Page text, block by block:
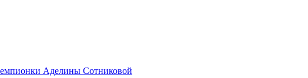
Аделины Сотниковой